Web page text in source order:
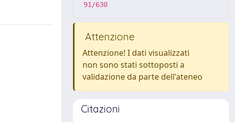
91/630
Attenzione
Attenzione! I dati visualizzati
non sono stati sottoposti a
validazione da parte dell'ateneo
Citazioni